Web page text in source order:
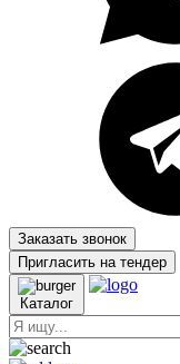
Заказать звонок
Пригласить на тендер
Каталог